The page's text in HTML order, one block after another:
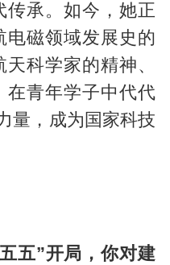
传承。如今，她正
电磁领域发展史的
科学家的精神、
在青年学子中代代
量，成为国家科技
五”开局，你对建